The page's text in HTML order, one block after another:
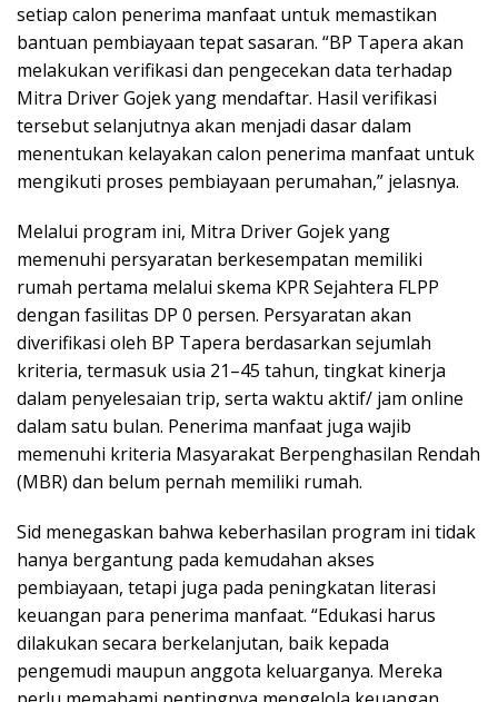
setiap calon penerima manfaat untuk memastikan
bantuan pembiayaan tepat sasaran. “BP Tapera akan
melakukan verifikasi dan pengecekan data terhadap
Mitra Driver Gojek yang mendaftar. Hasil verifikasi
tersebut selanjutnya akan menjadi dasar dalam
menentukan kelayakan calon penerima manfaat untuk
mengikuti proses pembiayaan perumahan,” jelasnya.
Melalui program ini, Mitra Driver Gojek yang
memenuhi persyaratan berkesempatan memiliki
rumah pertama melalui skema KPR Sejahtera FLPP
dengan fasilitas DP 0 persen. Persyaratan akan
diverifikasi oleh BP Tapera berdasarkan sejumlah
kriteria, termasuk usia 21–45 tahun, tingkat kinerja
dalam penyelesaian trip, serta waktu aktif/ jam online
dalam satu bulan. Penerima manfaat juga wajib
memenuhi kriteria Masyarakat Berpenghasilan Rendah
(MBR) dan belum pernah memiliki rumah.
Sid menegaskan bahwa keberhasilan program ini tidak
hanya bergantung pada kemudahan akses
pembiayaan, tetapi juga pada peningkatan literasi
keuangan para penerima manfaat. “Edukasi harus
dilakukan secara berkelanjutan, baik kepada
pengemudi maupun anggota keluarganya. Mereka